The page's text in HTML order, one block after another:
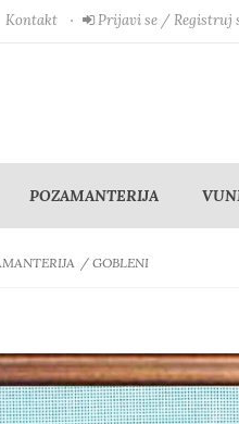
Kontakt Prijavi se / Registruj
POZAMANTERIJA
GOBLENI